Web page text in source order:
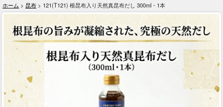
ホーム > 昆布 > 121(T121) 根昆布入り天然真昆布だし 300ml・1本